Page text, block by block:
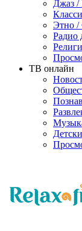
Джаз /
Этно /
Радио
ТВ онлайн